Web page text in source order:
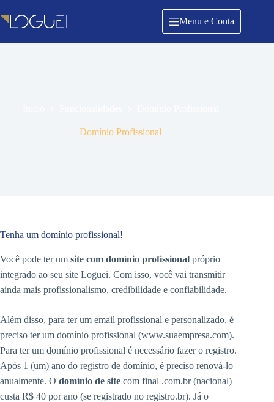
para
Menu e Conta
Domínio Profissional
Tenha um domínio profissional!
Você pode ter um site com domínio profissional próprio
integrado ao seu site Loguei. Com isso, você vai transmitir
ainda mais profissionalismo, credibilidade e confiabilidade.
Além disso, para ter um email profissional e personalizado, é
preciso ter um domínio profissional (www.suaempresa.com).
Para ter um domínio profissional é necessário fazer o registro.
Após 1 (um) ano do registro de domínio, é preciso renová-lo
anualmente. O domínio de site com final .com.br (nacional)
custa R$ 40 por ano (se registrado no registro.br). Já o